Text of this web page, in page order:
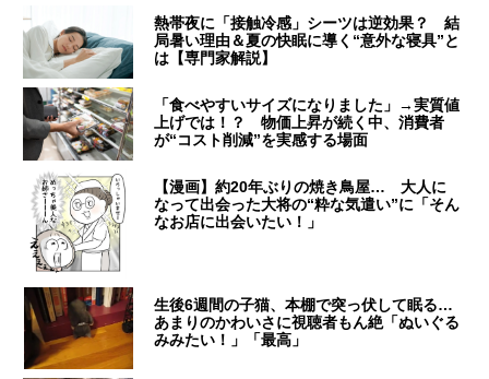
熱帯夜に「接触冷感」シーツは逆効果？ 結
局暑い理由＆夏の快眠に導く“意外な寝具”と
は【専門家解説】
「食べやすいサイズになりました」→実質値
上げでは！？ 物価上昇が続く中、消費者
が“コスト削減”を実感する場面
【漫画】約20年ぶりの焼き鳥屋… 大人に
なって出会った大将の“粋な気遣い”に「そん
なお店に出会いたい！」
生後6週間の子猫、本棚で突っ伏して眠る…
あまりのかわいさに視聴者もん絶「ぬいぐる
みみたい！」「最高」